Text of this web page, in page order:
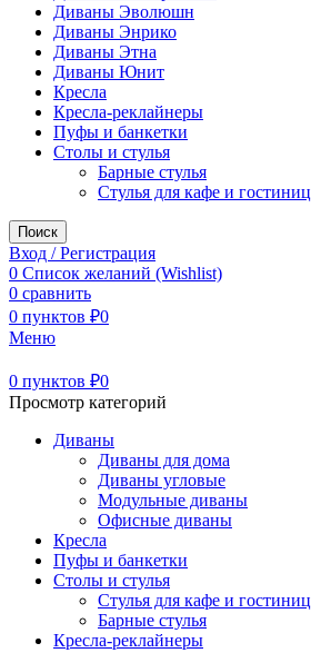
Диваны Эволюшн
Диваны Энрико
Диваны Этна
Диваны Юнит
Кресла
Кресла-реклайнеры
Пуфы и банкетки
Столы и стулья
Барные стулья
Стулья для кафе и гостиниц
Поиск
Вход / Регистрация
0 Список желаний (Wishlist)
0 сравнить
0 пунктов ₽0
Меню
0 пунктов ₽0
Просмотр категорий
Диваны
Диваны для дома
Диваны угловые
Модульные диваны
Офисные диваны
Кресла
Пуфы и банкетки
Столы и стулья
Стулья для кафе и гостиниц
Барные стулья
Кресла-реклайнеры